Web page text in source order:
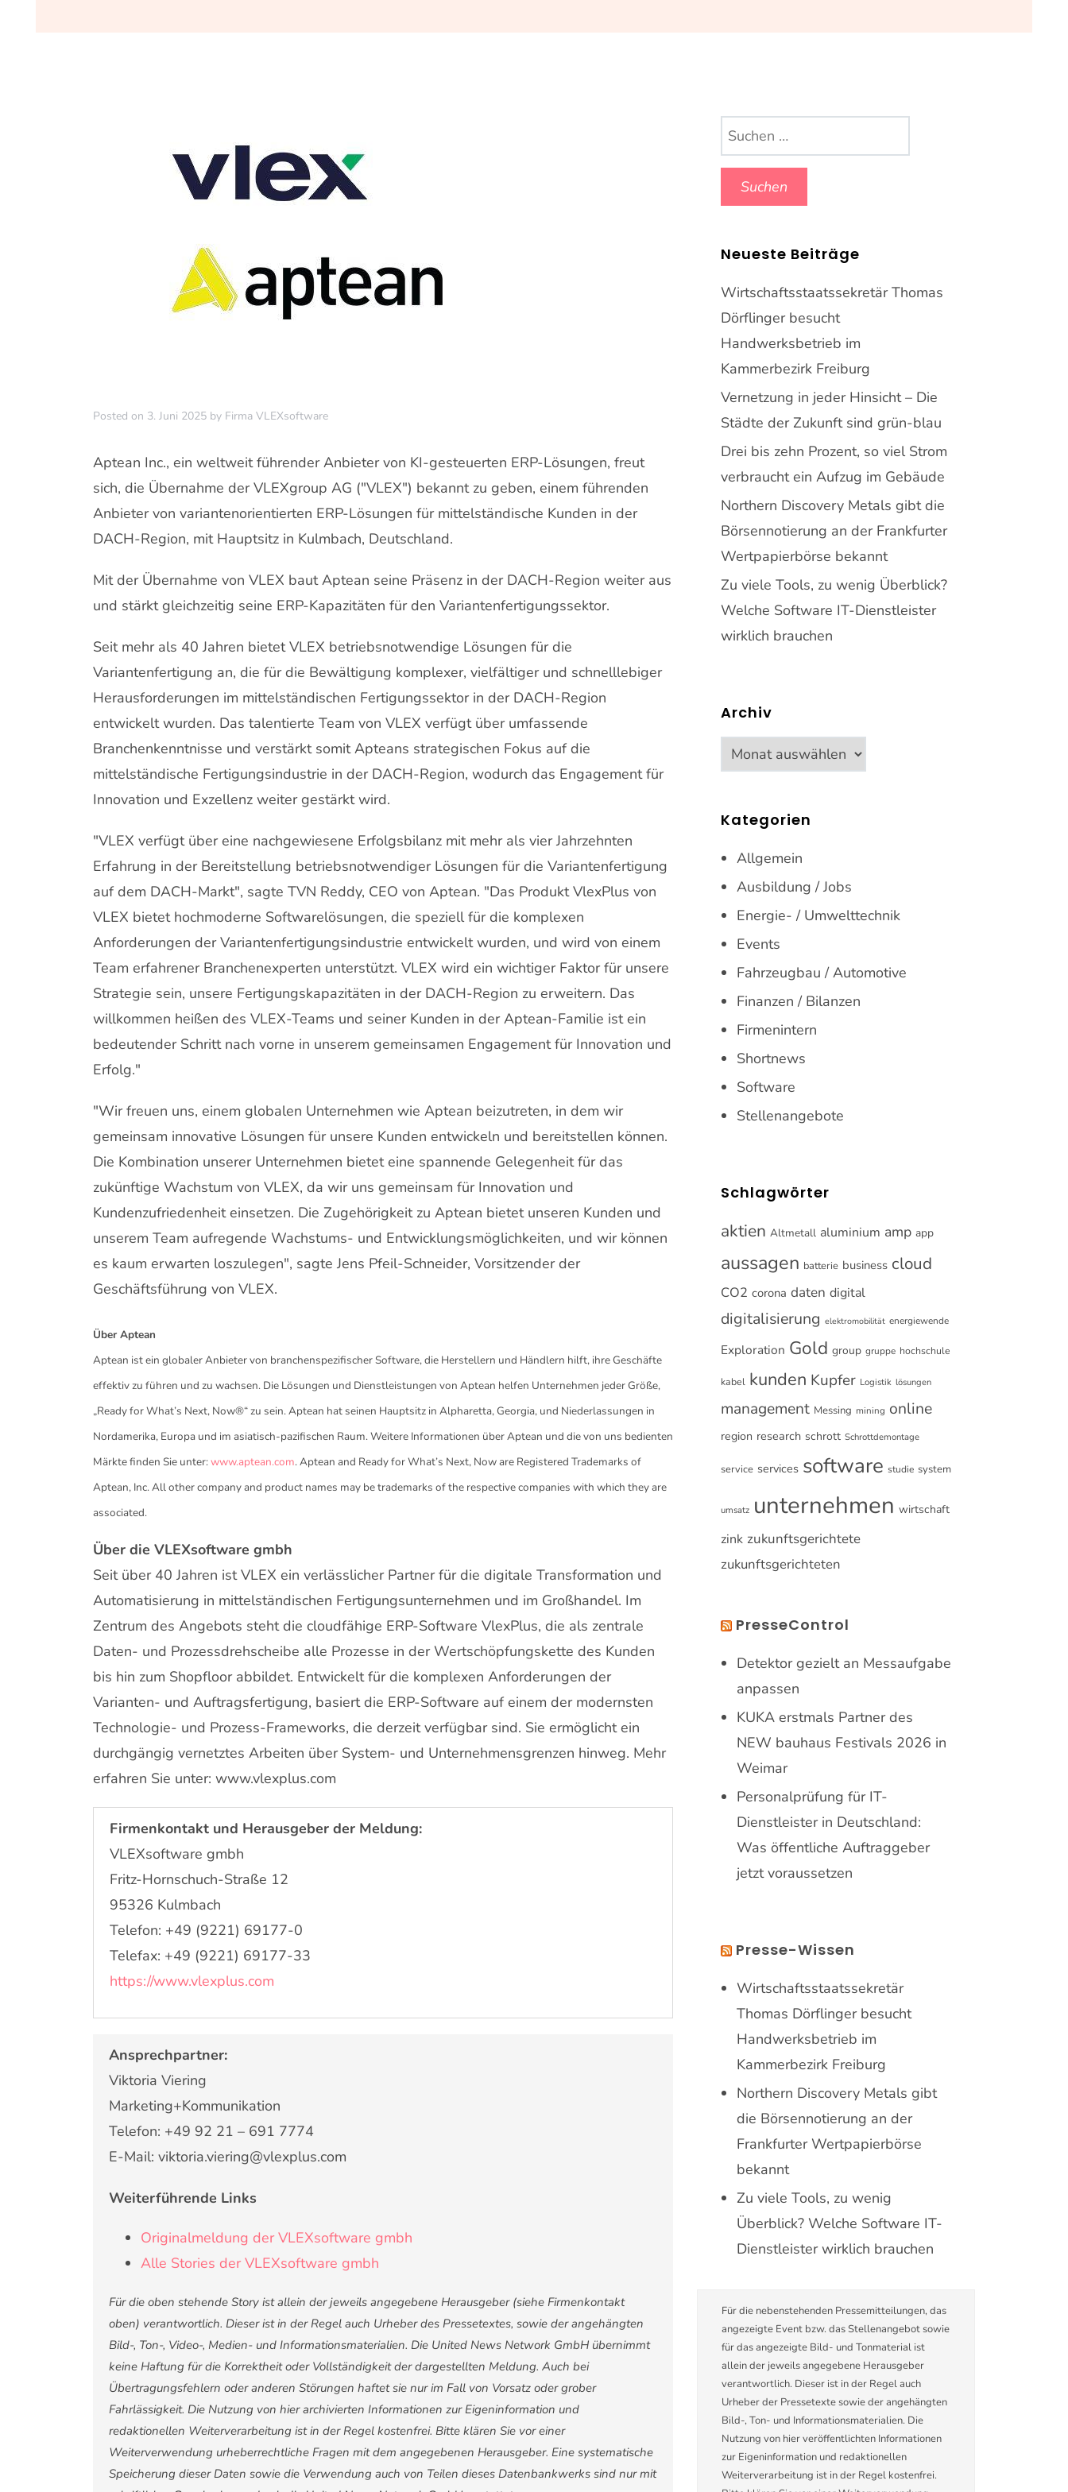
Posted on 3. Juni 2025 by Firma VLEXsoftware
Aptean Inc., ein weltweit führender Anbieter von KI-gesteuerten ERP-Lösungen, freut
sich, die Übernahme der VLEXgroup AG ("VLEX") bekannt zu geben, einem führenden
Anbieter von variantenorientierten ERP-Lösungen für mittelständische Kunden in der
DACH-Region, mit Hauptsitz in Kulmbach, Deutschland.
Mit der Übernahme von VLEX baut Aptean seine Präsenz in der DACH-Region weiter aus
und stärkt gleichzeitig seine ERP-Kapazitäten für den Variantenfertigungssektor.
Seit mehr als 40 Jahren bietet VLEX betriebsnotwendige Lösungen für die
Variantenfertigung an, die für die Bewältigung komplexer, vielfältiger und schnelllebiger
Herausforderungen im mittelständischen Fertigungssektor in der DACH-Region
entwickelt wurden. Das talentierte Team von VLEX verfügt über umfassende
Branchenkenntnisse und verstärkt somit Apteans strategischen Fokus auf die
mittelständische Fertigungsindustrie in der DACH-Region, wodurch das Engagement für
Innovation und Exzellenz weiter gestärkt wird.
"VLEX verfügt über eine nachgewiesene Erfolgsbilanz mit mehr als vier Jahrzehnten
Erfahrung in der Bereitstellung betriebsnotwendiger Lösungen für die Variantenfertigung
auf dem DACH-Markt", sagte TVN Reddy, CEO von Aptean. "Das Produkt VlexPlus von
VLEX bietet hochmoderne Softwarelösungen, die speziell für die komplexen
Anforderungen der Variantenfertigungsindustrie entwickelt wurden, und wird von einem
Team erfahrener Branchenexperten unterstützt. VLEX wird ein wichtiger Faktor für unsere
Strategie sein, unsere Fertigungskapazitäten in der DACH-Region zu erweitern. Das
willkommen heißen des VLEX-Teams und seiner Kunden in der Aptean-Familie ist ein
bedeutender Schritt nach vorne in unserem gemeinsamen Engagement für Innovation und
Erfolg."
"Wir freuen uns, einem globalen Unternehmen wie Aptean beizutreten, in dem wir
gemeinsam innovative Lösungen für unsere Kunden entwickeln und bereitstellen können.
Die Kombination unserer Unternehmen bietet eine spannende Gelegenheit für das
zukünftige Wachstum von VLEX, da wir uns gemeinsam für Innovation und
Kundenzufriedenheit einsetzen. Die Zugehörigkeit zu Aptean bietet unseren Kunden und
unserem Team aufregende Wachstums- und Entwicklungsmöglichkeiten, und wir können
es kaum erwarten loszulegen", sagte Jens Pfeil-Schneider, Vorsitzender der
Geschäftsführung von VLEX.
Über Aptean
Aptean ist ein globaler Anbieter von branchenspezifischer Software, die Herstellern und Händlern hilft, ihre Geschäfte
effektiv zu führen und zu wachsen. Die Lösungen und Dienstleistungen von Aptean helfen Unternehmen jeder Größe,
„Ready for What’s Next, Now®“ zu sein. Aptean hat seinen Hauptsitz in Alpharetta, Georgia, und Niederlassungen in
Nordamerika, Europa und im asiatisch-pazifischen Raum. Weitere Informationen über Aptean und die von uns bedienten
Märkte finden Sie unter:www.aptean.com. Aptean and Ready for What’s Next, Now are Registered Trademarks of
Aptean, Inc. All other company and product names may be trademarks of the respective companies with which they are
associated.
Über die VLEXsoftware gmbh
Seit über 40 Jahren ist VLEX ein verlässlicher Partner für die digitale Transformation und
Automatisierung in mittelständischen Fertigungsunternehmen und im Großhandel. Im
Zentrum des Angebots steht die cloudfähige ERP-Software VlexPlus, die als zentrale
Daten- und Prozessdrehscheibe alle Prozesse in der Wertschöpfungskette des Kunden
bis hin zum Shopfloor abbildet. Entwickelt für die komplexen Anforderungen der
Varianten- und Auftragsfertigung, basiert die ERP-Software auf einem der modernsten
Technologie- und Prozess-Frameworks, die derzeit verfügbar sind. Sie ermöglicht ein
durchgängig vernetztes Arbeiten über System- und Unternehmensgrenzen hinweg. Mehr
erfahren Sie unter: www.vlexplus.com
Firmenkontakt und Herausgeber der Meldung:
VLEXsoftware gmbh
Fritz-Hornschuch-Straße 12
95326 Kulmbach
Telefon: +49 (9221) 69177-0
Telefax: +49 (9221) 69177-33
https://www.vlexplus.com
Ansprechpartner:
Viktoria Viering
Marketing+Kommunikation
Telefon: +49 92 21 – 691 7774
E-Mail: viktoria.viering@vlexplus.com
Weiterführende Links
Originalmeldung der VLEXsoftware gmbh
Alle Stories der VLEXsoftware gmbh
Für die oben stehende Story ist allein der jeweils angegebene Herausgeber (siehe Firmenkontakt
oben) verantwortlich. Dieser ist in der Regel auch Urheber des Pressetextes, sowie der angehängten
Bild-, Ton-, Video-, Medien- und Informationsmaterialien. Die United News Network GmbH übernimmt
keine Haftung für die Korrektheit oder Vollständigkeit der dargestellten Meldung. Auch bei
Übertragungsfehlern oder anderen Störungen haftet sie nur im Fall von Vorsatz oder grober
Fahrlässigkeit. Die Nutzung von hier archivierten Informationen zur Eigeninformation und
redaktionellen Weiterverarbeitung ist in der Regel kostenfrei. Bitte klären Sie vor einer
Weiterverwendung urheberrechtliche Fragen mit dem angegebenen Herausgeber. Eine systematische
Speicherung dieser Daten sowie die Verwendung auch von Teilen dieses Datenbankwerks sind nur mit
Suchen
nach:
Neueste Beiträge
Wirtschaftsstaatssekretär Thomas
Dörflinger besucht
Handwerksbetrieb im
Kammerbezirk Freiburg
Vernetzung in jeder Hinsicht – Die
Städte der Zukunft sind grün-blau
Drei bis zehn Prozent, so viel Strom
verbraucht ein Aufzug im Gebäude
Northern Discovery Metals gibt die
Börsennotierung an der Frankfurter
Wertpapierbörse bekannt
Zu viele Tools, zu wenig Überblick?
Welche Software IT-Dienstleister
wirklich brauchen
Archiv
Archiv
Kategorien
Allgemein
Ausbildung / Jobs
Energie- / Umwelttechnik
Events
Fahrzeugbau / Automotive
Finanzen / Bilanzen
Firmenintern
Shortnews
Software
Stellenangebote
Schlagwörter
aktien Altmetall aluminium amp app
aussagen batterie business cloud
CO2 corona daten digital
digitalisierung elektromobilität energiewende
Exploration Gold group gruppe hochschule
kabel kunden Kupfer Logistik lösungen
management Messing mining online
region research schrott Schrottdemontage
service services software studie system
umsatz unternehmen wirtschaft
zink zukunftsgerichtete
zukunftsgerichteten
PresseControl
Detektor gezielt an Messaufgabe
anpassen
KUKA erstmals Partner des
NEW bauhaus Festivals 2026 in
Weimar
Personalprüfung für IT-
Dienstleister in Deutschland:
Was öffentliche Auftraggeber
jetzt voraussetzen
Presse-Wissen
Wirtschaftsstaatssekretär
Thomas Dörflinger besucht
Handwerksbetrieb im
Kammerbezirk Freiburg
Northern Discovery Metals gibt
die Börsennotierung an der
Frankfurter Wertpapierbörse
bekannt
Zu viele Tools, zu wenig
Überblick? Welche Software IT-
Dienstleister wirklich brauchen
Für die nebenstehenden Pressemitteilungen, das
angezeigte Event bzw. das Stellenangebot sowie
für das angezeigte Bild- und Tonmaterial ist
allein der jeweils angegebene Herausgeber
verantwortlich. Dieser ist in der Regel auch
Urheber der Pressetexte sowie der angehängten
Bild-, Ton- und Informationsmaterialien. Die
Nutzung von hier veröffentlichten Informationen
zur Eigeninformation und redaktionellen
Weiterverarbeitung ist in der Regel kostenfrei.